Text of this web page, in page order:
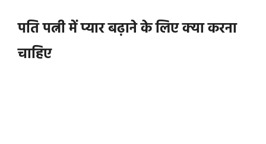
पति पत्नी में प्यार बढ़ाने के लिए क्या करना
चाहिए